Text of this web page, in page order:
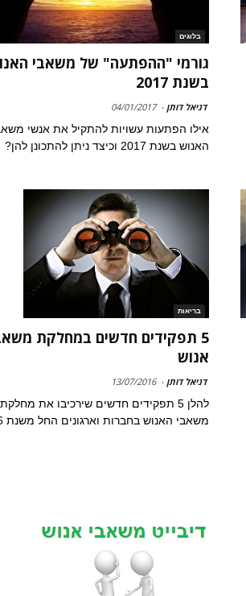
בלוגים
גורמי "ההפתעה" של משאבי
בשנת 2017
דניאל דותן -
04/01/2017
אילו הפתעות עשויות להתקיל את אנשי
האנוש בשנת 2017 וכיצד ניתן להתכונן להן?
בריאות
5 תפקידים חדשים במחלקת
אנוש
דניאל דותן -
13/07/2016
להלן 5 תפקידים חדשים שירכיבו את מחלקת
משאבי האנוש בחברות וארגונים החל משנת 2016.